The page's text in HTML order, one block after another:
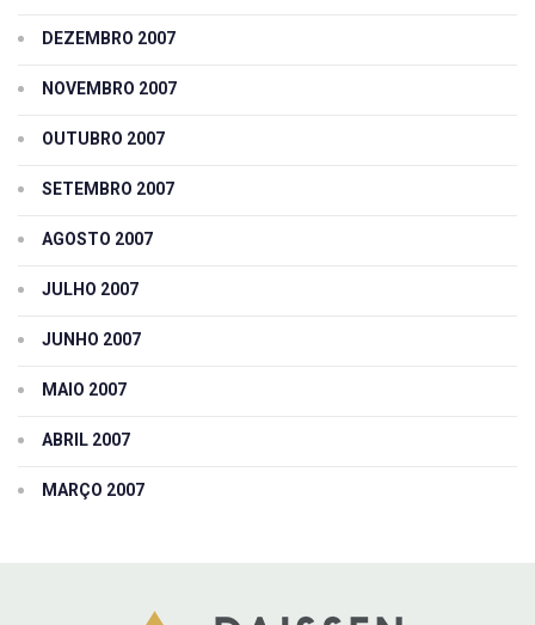
DEZEMBRO 2007
NOVEMBRO 2007
OUTUBRO 2007
SETEMBRO 2007
AGOSTO 2007
JULHO 2007
JUNHO 2007
MAIO 2007
ABRIL 2007
MARÇO 2007